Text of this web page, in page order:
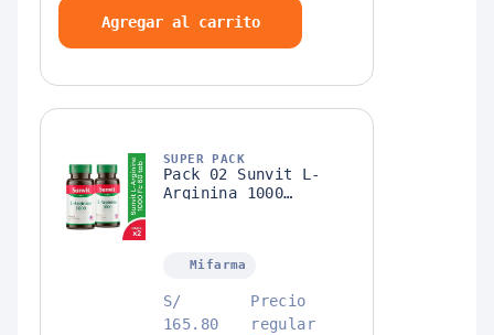
Agregar al carrito
SUPER PACK
Pack 02 Sunvit L-
Arginina 1000
Mifarma
S/
165.80
Precio
regular